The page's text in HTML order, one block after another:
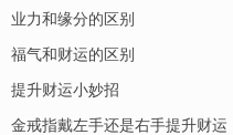
业力和缘分的区别
福气和财运的区别
提升财运小妙招
金戒指戴左手还是右手提升财运